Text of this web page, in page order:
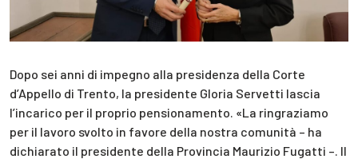
Dopo sei anni di impegno alla presidenza della Corte
d’Appello di Trento, la presidente Gloria Servetti lascia
l’incarico per il proprio pensionamento. «La ringraziamo
per il lavoro svolto in favore della nostra comunità – ha
dichiarato il presidente della Provincia Maurizio Fugatti –. Il